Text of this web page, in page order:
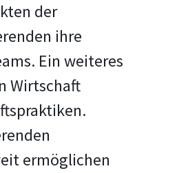
der
ihre
Ein weiteres
Wirtschaft
ermöglichen